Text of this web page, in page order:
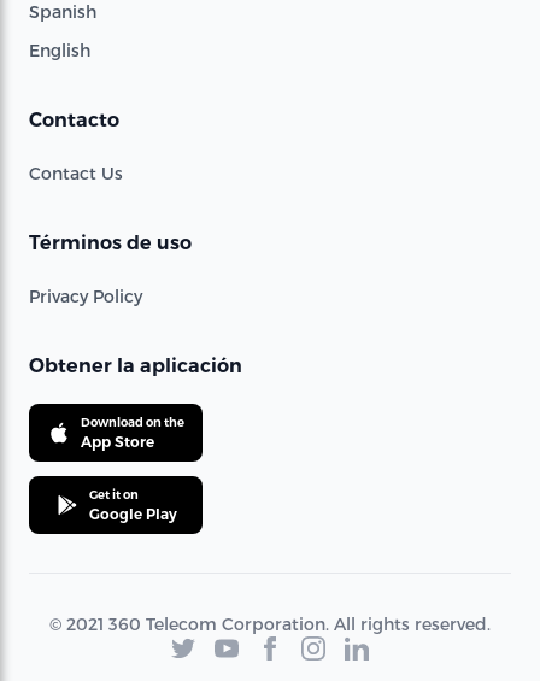
Spanish
English
Contacto
Contact Us
Términos de uso
Privacy Policy
Obtener la aplicación
Download on the
App Store
Get it on
Google Play
© 2021 360 Telecom Corporation. All rights reserved.